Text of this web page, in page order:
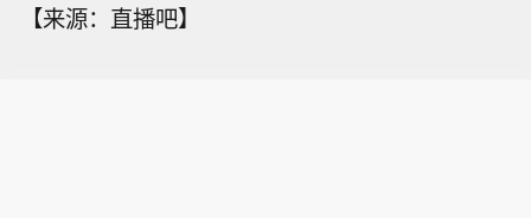
【来源：直播吧】